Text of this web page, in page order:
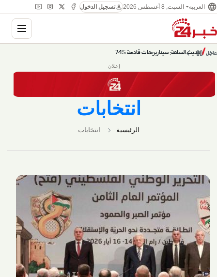
language العربية السبت, 8 أغسطس 2026 personتسجيل الدخول
عاجل/حديث الساعة: سيناريوهات قادمة 745 chevron_right
pause
chevron_left
إعلان
انتخابات
الرئيسية انتخابات